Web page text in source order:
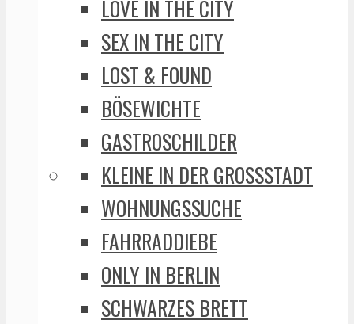
LOVE IN THE CITY
SEX IN THE CITY
LOST & FOUND
BÖSEWICHTE
GASTROSCHILDER
KLEINE IN DER GROSSSTADT
WOHNUNGSSUCHE
FAHRRADDIEBE
ONLY IN BERLIN
SCHWARZES BRETT